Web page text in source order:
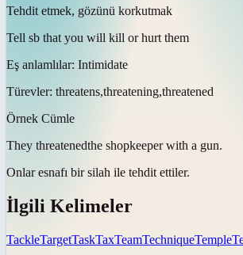
Tehdit etmek, gözünü korkutmak
Tell sb that you will kill or hurt them
Eş anlamlılar: Intimidate
Türevler: threatens,threatening,threatened
Örnek Cümle
They threatenedthe shopkeeper with a gun.
Onlar esnafı bir silah ile tehdit ettiler.
İlgili Kelimeler
TackleTargetTaskTaxTeamTechniqueTemple